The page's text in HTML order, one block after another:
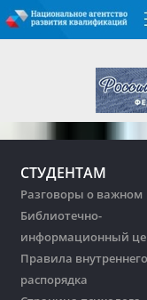
СТУДЕНТАМ
Разговоры о важном
Библиотечно-
информационный
Правила внутреннего
распорядка